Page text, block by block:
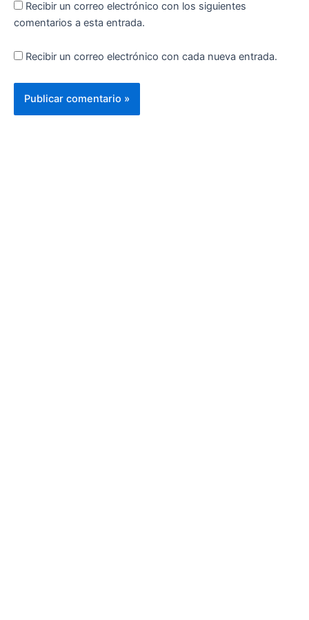
Recibir un correo electrónico con los siguientes
comentarios a esta entrada.
Recibir un correo electrónico con cada nueva entrada.